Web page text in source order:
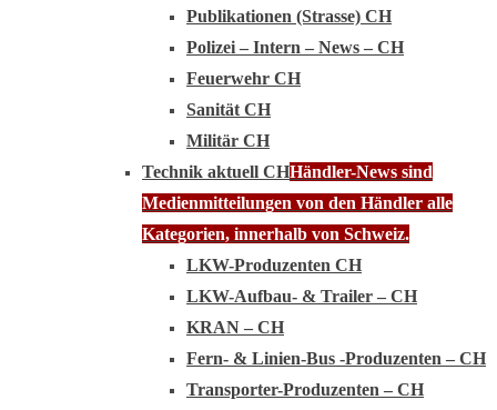
Publikationen (Strasse) CH
Polizei – Intern – News – CH
Feuerwehr CH
Sanität CH
Militär CH
Technik aktuell CHHändler-News sind
Medienmitteilungen von den Händler alle
Kategorien, innerhalb von Schweiz.
LKW-Produzenten CH
LKW-Aufbau- & Trailer – CH
KRAN – CH
Fern- & Linien-Bus -Produzenten – CH
Transporter-Produzenten – CH